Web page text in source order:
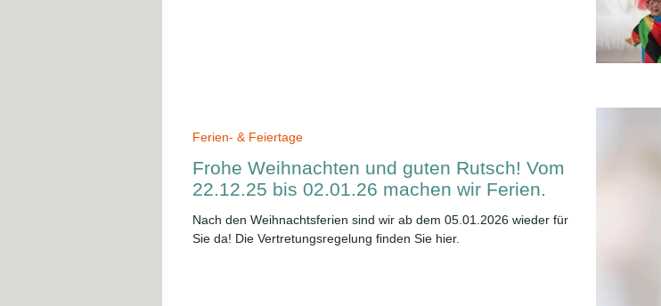
Frohe Weihnachten und guten Rutsch! Vom
22.12.25 bis 02.01.26 machen wir Ferien.
Nach den Weihnachtsferien sind wir ab dem 05.01.2026 wieder für
Sie da! Die Vertretungsregelung finden Sie hier.
Ferien- & Feiertage